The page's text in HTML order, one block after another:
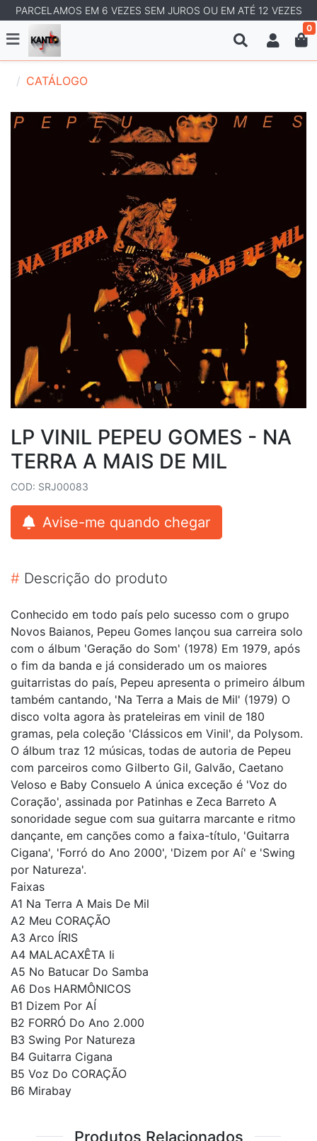
PARCELAMOS EM 6 VEZES SEM JUROS OU EM ATÉ 12 VEZES
0
CATÁLOGO
LP VINIL PEPEU GOMES - NA
TERRA A MAIS DE MIL
COD: SRJ00083
Avise-me quando chegar
# Descrição do produto
Conhecido em todo país pelo sucesso com o grupo
Novos Baianos, Pepeu Gomes lançou sua carreira solo
com o álbum 'Geração do Som' (1978) Em 1979, após
o fim da banda e já considerado um os maiores
guitarristas do país, Pepeu apresenta o primeiro álbum
também cantando, 'Na Terra a Mais de Mil' (1979) O
disco volta agora às prateleiras em vinil de 180
gramas, pela coleção 'Clássicos em Vinil', da Polysom.
O álbum traz 12 músicas, todas de autoria de Pepeu
com parceiros como Gilberto Gil, Galvão, Caetano
Veloso e Baby Consuelo A única exceção é 'Voz do
Coração', assinada por Patinhas e Zeca Barreto A
sonoridade segue com sua guitarra marcante e ritmo
dançante, em canções como a faixa-título, 'Guitarra
Cigana', 'Forró do Ano 2000', 'Dizem por Aí' e 'Swing
por Natureza'.
Faixas
A1 Na Terra A Mais De Mil
A2 Meu CORAÇÃO
A3 Arco ÍRIS
A4 MALACAXÊTA Ii
A5 No Batucar Do Samba
A6 Dos HARMÔNICOS
B1 Dizem Por AÍ
B2 FORRÓ Do Ano 2.000
B3 Swing Por Natureza
B4 Guitarra Cigana
B5 Voz Do CORAÇÃO
B6 Mirabay
Produtos Relacionados